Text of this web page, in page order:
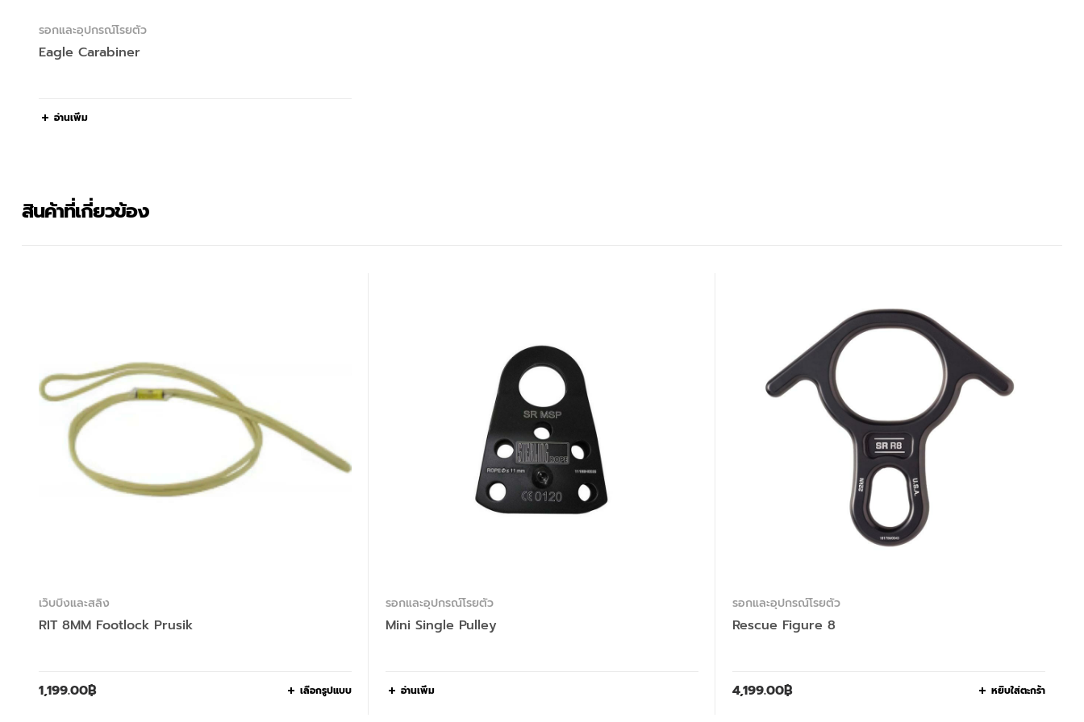
รอกและอุปกรณ์โรยตัว
Eagle Carabiner
อ่านเพิ่ม
สินค้าที่เกี่ยวข้อง
เว็บบิ้งและสลิง
RIT 8MM Footlock Prusik
1,199.00฿ เลือกรูปแบบ
รอกและอุปกรณ์โรยตัว
Mini Single Pulley
อ่านเพิ่ม
รอกและอุปกรณ์โรยตัว
Rescue Figure 8
4,199.00฿ หยิบใส่ตะกร้า